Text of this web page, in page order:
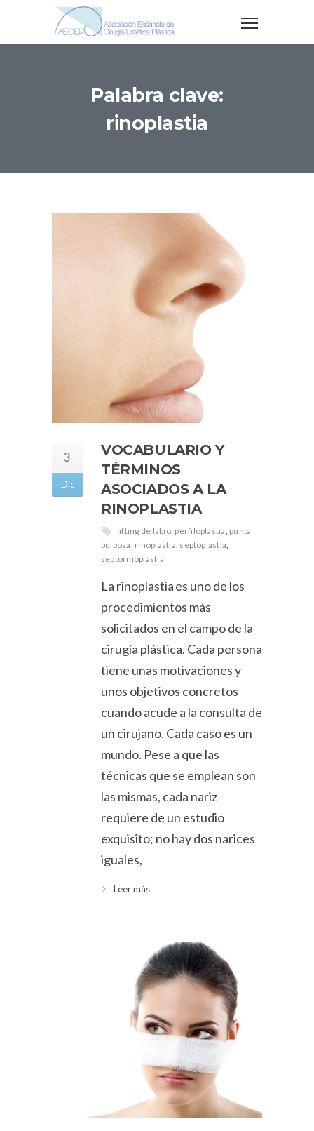
Palabra clave:
rinoplastia
3
Dic
VOCABULARIO Y
TÉRMINOS
ASOCIADOS A LA
RINOPLASTIA
lifting de labio, perfiloplastia, punta
bulbosa, rinoplastia, septoplastia,
septorinoplastia
La rinoplastia es uno de los
procedimientos más
solicitados en el campo de la
cirugía plástica. Cada persona
tiene unas motivaciones y
unos objetivos concretos
cuando acude a la consulta de
un cirujano. Cada caso es un
mundo. Pese a que las
técnicas que se emplean son
las mismas, cada nariz
requiere de un estudio
exquisito; no hay dos narices
iguales,
Leer más